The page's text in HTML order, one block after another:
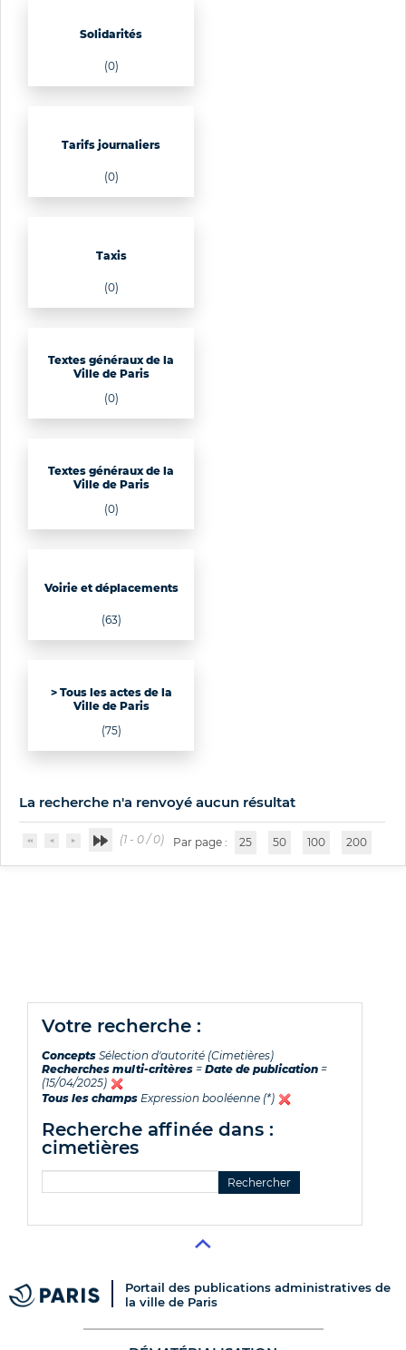
Solidarités
(0)
Tarifs journaliers
(0)
Taxis
(0)
Textes généraux de la
Ville de Paris
(0)
Textes généraux de la
Ville de Paris
(0)
Voirie et déplacements
(63)
> Tous les actes de la
Ville de Paris
(75)
La recherche n'a renvoyé aucun résultat
(1 - 0 / 0) Par page : 25 50 100 200
votre recherche :
Concepts Sélection d'autorité (Cimetières)
Recherches multi-critères = Date de publication =
(15/04/2025)
Tous les champs Expression booléenne (*)
recherche affinée dans :
cimetières
Portail des publications administratives de
la ville de Paris